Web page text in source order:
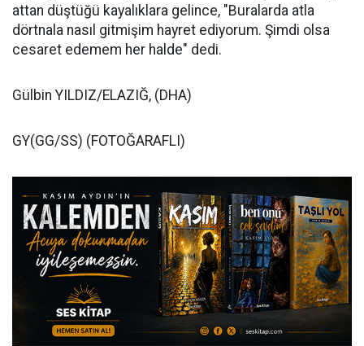
attan düştüğü kayalıklara gelince, "Buralarda atla
dörtnala nasıl gitmişim hayret ediyorum. Şimdi olsa
cesaret edemem her halde" dedi.
Gülbin YILDIZ/ELAZIĞ, (DHA)
GY(GG/SS) (FOTOĞARAFLI)